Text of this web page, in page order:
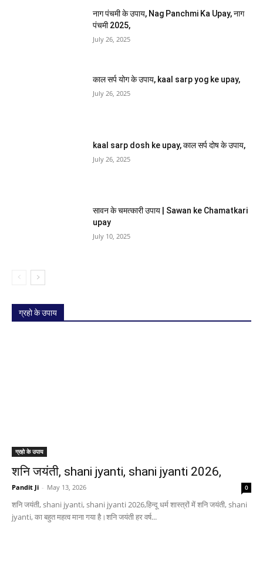
नाग पंचमी के उपाय, Nag Panchmi Ka Upay, नाग
पंचमी 2025,
July 26, 2025
काल सर्प योग के उपाय, kaal sarp yog ke upay,
July 26, 2025
kaal sarp dosh ke upay, काल सर्प दोष के उपाय,
July 26, 2025
सावन के चमत्कारी उपाय | Sawan ke Chamatkari
upay
July 10, 2025
ग्रहो के उपाय
ग्रहो के उपाय
शनि जयंती, shani jyanti, shani jyanti 2026,
Pandit Ji - May 13, 2026 0
शनि जयंती, shani jyanti, shani jyanti 2026,हिन्दू धर्म शास्त्रों में शनि जयंती, shani
jyanti, का बहुत महत्व माना गया है।शनि जयंती हर वर्ष...